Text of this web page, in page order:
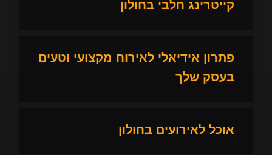
קייטרינג חלבי בחולון
פתרון אידיאלי לאירוח מקצועי וטעים
בעסק שלך
אוכל לאירועים בחולון